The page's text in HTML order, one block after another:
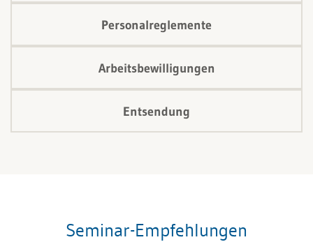
Personalreglemente
Arbeitsbewilligungen
Entsendung
Seminar-Empfehlungen